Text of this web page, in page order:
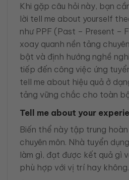
Khi gặp câu hỏi này, bạn
lời tell me about yourself
như PPF (Past – Present –
xoay quanh nền tảng
bật và định hướng nghề
tiếp đến công việc ứng
tell me about hiệu quả ở
tảng vững chắc cho toàn
Tell me about your
Biến thể này tập trung
chuyên môn. Nhà tuyển
làm gì, đạt được kết quả gì
phù hợp với vị trí hay không.